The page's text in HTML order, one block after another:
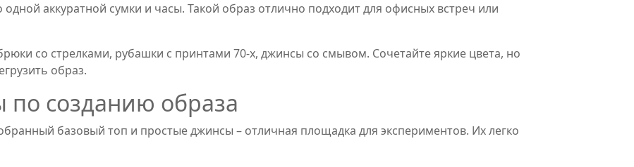
аккуратной сумки и часы. Такой образ отлично подходит для офисных встреч или
со стрелками, рубашки с принтами 70‑х, джинсы со смывом. Сочетайте яркие цвета, но
образ.
по созданию образа
базовый топ и простые джинсы – отличная площадка для экспериментов. Их легко